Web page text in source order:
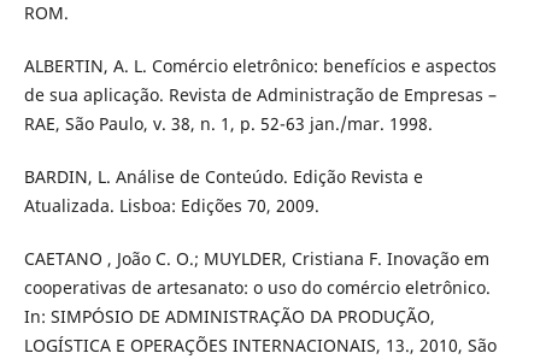
ROM.
ALBERTIN, A. L. Comércio eletrônico: benefícios e aspectos
de sua aplicação. Revista de Administração de Empresas –
RAE, São Paulo, v. 38, n. 1, p. 52-63 jan./mar. 1998.
BARDIN, L. Análise de Conteúdo. Edição Revista e
Atualizada. Lisboa: Edições 70, 2009.
CAETANO , João C. O.; MUYLDER, Cristiana F. Inovação em
cooperativas de artesanato: o uso do comércio eletrônico.
In: SIMPÓSIO DE ADMINISTRAÇÃO DA PRODUÇÃO,
LOGÍSTICA E OPERAÇÕES INTERNACIONAIS, 13., 2010, São